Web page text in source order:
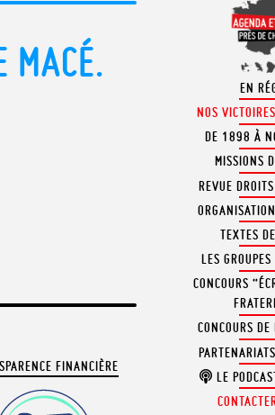
FINANCIÈRE
EN
NOS
DE 1898 À
MISSIONS
REVUE
TEXTES
LES
CONCOURS
CONCOURS
LE